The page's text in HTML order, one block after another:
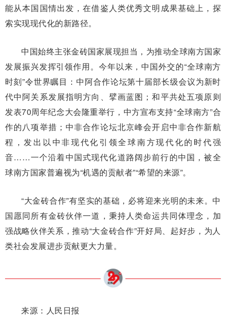
能从本国国情出发，在借鉴人类优秀文明成果基础上，探
索实现现代化的新路径。
中国始终主张金砖国家展现担当，为推动全球南方国家
发展振兴发挥引领作用。今年以来，中国外交的“全球南方
时刻”令世界瞩目：中阿合作论坛第十届部长级会议为新时
代中阿关系发展指明方向、擘画蓝图；和平共处五项原则
发表70周年纪念大会隆重举行，中方宣布支持“全球南方”合
作的八项举措；中非合作论坛北京峰会开启中非合作新航
程，发出以中非现代化引领全球南方现代化的时代强
音……一个沿着中国式现代化道路阔步前行的中国，被全
球南方国家普遍视为“机遇的贡献者”“希望的来源”。
“大金砖合作”有坚实的基础，必将迎来光明的未来。中
国愿同所有金砖伙伴一道，秉持人类命运共同体理念，加
强战略伙伴关系，推动“大金砖合作”开好局、起好步，为人
类社会发展进步贡献更大力量。
来源：人民日报